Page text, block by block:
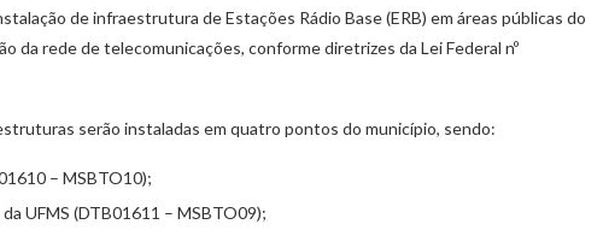
de infraestrutura de Estações Rádio Base (ERB) em áreas públicas do
da rede de telecomunicações, conforme diretrizes da Lei Federal nº
serão instaladas em quatro pontos do município, sendo:
– MSBTO10);
UFMS (DTB01611 – MSBTO09);